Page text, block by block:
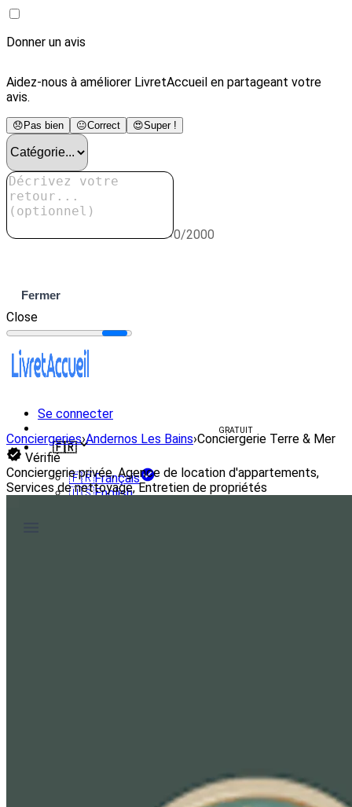
Donner un avis
Aidez-nous à améliorer LivretAccueil en partageant votre
avis.
😞 Pas bien 😐Correct 😍Super !
0/2000
Fermer
Close
Se connecter
GRATUIT
🇫🇷
🇫🇷Français
🇺🇸English
Conciergeries›Andernos Les Bains›Conciergerie Terre & Mer
Vérifié
Conciergerie privée, Agence de location d'appartements,
Services de nettoyage, Entretien de propriétés